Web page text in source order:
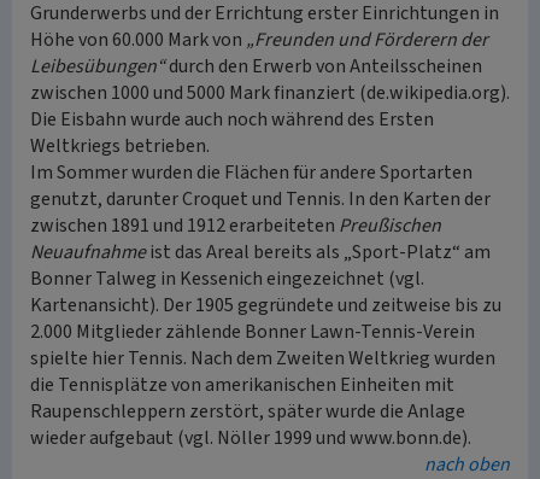
Grunderwerbs und der Errichtung erster Einrichtungen in
Höhe von 60.000 Mark von „Freunden und Förderern der
Leibesübungen“durch den Erwerb von Anteilsscheinen
zwischen 1000 und 5000 Mark finanziert (de.wikipedia.org).
Die Eisbahn wurde auch noch während des Ersten
Weltkriegs betrieben.
Im Sommer wurden die Flächen für andere Sportarten
genutzt, darunter Croquet und Tennis. In den Karten der
zwischen 1891 und 1912 erarbeiteten Preußischen
Neuaufnahmeist das Areal bereits als „Sport-Platz“ am
Bonner Talweg in Kessenich eingezeichnet (vgl.
Kartenansicht). Der 1905 gegründete und zeitweise bis zu
2.000 Mitglieder zählende Bonner Lawn-Tennis-Verein
spielte hier Tennis. Nach dem Zweiten Weltkrieg wurden
die Tennisplätze von amerikanischen Einheiten mit
Raupenschleppern zerstört, später wurde die Anlage
wieder aufgebaut (vgl. Nöller 1999 und www.bonn.de).
nach oben